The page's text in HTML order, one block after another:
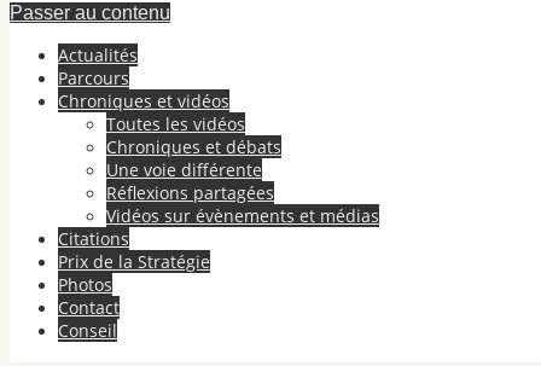
Passer au contenu
Actualités
Parcours
Chroniques et vidéos
Toutes les vidéos
Chroniques et débats
Une voie différente
Réflexions partagées
Vidéos sur évènements et médias
Citations
Prix de la Stratégie
Photos
Contact
Conseil